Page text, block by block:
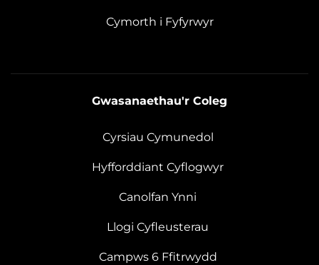
Cymorth i Fyfyrwyr
Gwasanaethau'r Coleg
Cyrsiau Cymunedol
Hyfforddiant Cyflogwyr
Canolfan Ynni
Llogi Cyfleusterau
Campws 6 Ffitrwydd